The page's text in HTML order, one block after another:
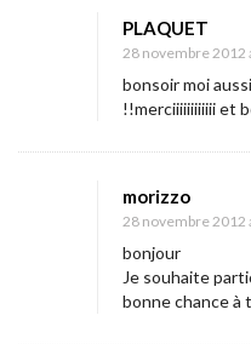
PLAQUET
28 novembre 2012
bonsoir moi
!!merciiiiiiiiiiii et
morizzo
28 novembre 2012
bonjour
Je souhaite
bonne chance à